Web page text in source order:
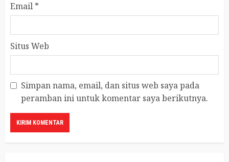
Email *
Situs Web
Simpan nama, email, dan situs web saya pada
peramban ini untuk komentar saya berikutnya.